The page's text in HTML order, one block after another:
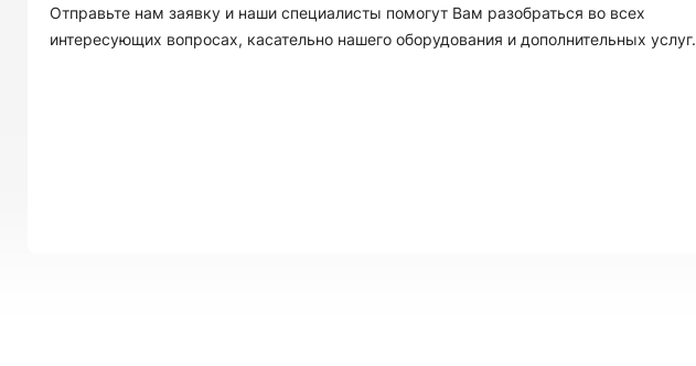
Отправьте нам заявку и наши специалисты помогут Вам разобраться во всех
интересующих вопросах, касательно нашего оборудования и дополнительных услуг.